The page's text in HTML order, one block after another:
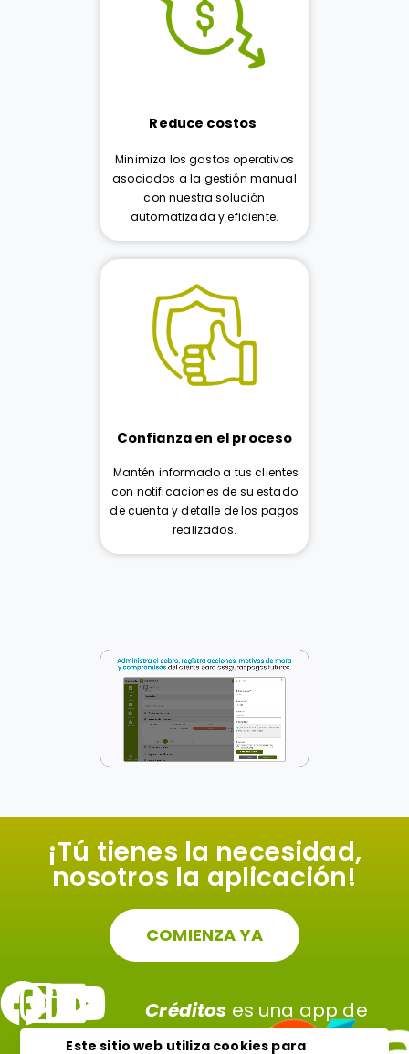
Reduce costos
Minimiza los gastos operativos
asociados a la gestión manual
con nuestra solución
automatizada y eficiente.
Confianza en el proceso
Mantén informado a tus clientes
con notificaciones de su estado
de cuenta y detalle de los pagos
realizados.
¡Tú tienes la necesidad,
nosotros la aplicación!
COMIENZA YA
Créditos es una app de
Este sitio web utiliza cookies para